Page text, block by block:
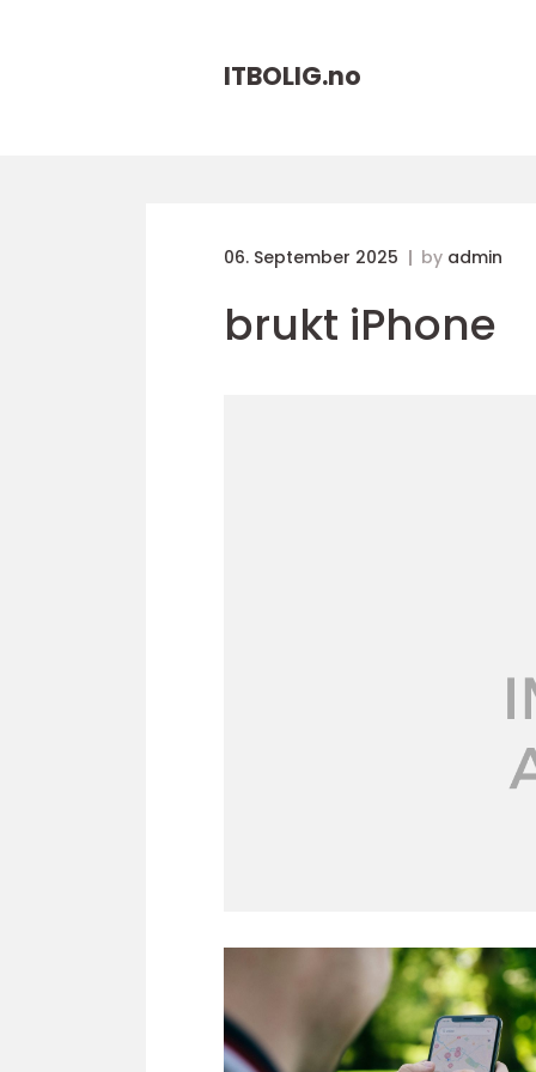
ITBOLIG.no
06. September 2025 by admin
brukt iPhone